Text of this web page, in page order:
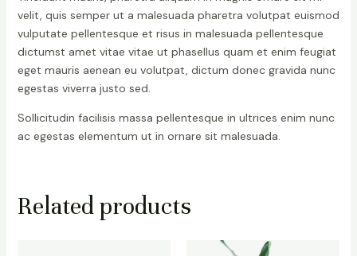
velit, quis semper ut a malesuada pharetra volutpat euismod
vulputate pellentesque et risus in malesuada pellentesque
dictumst amet vitae vitae ut phasellus quam et enim feugiat
eget mauris aenean eu volutpat, dictum donec gravida nunc
egestas viverra justo sed.
Sollicitudin facilisis massa pellentesque in ultrices enim nunc
ac egestas elementum ut in ornare sit malesuada.
Related products